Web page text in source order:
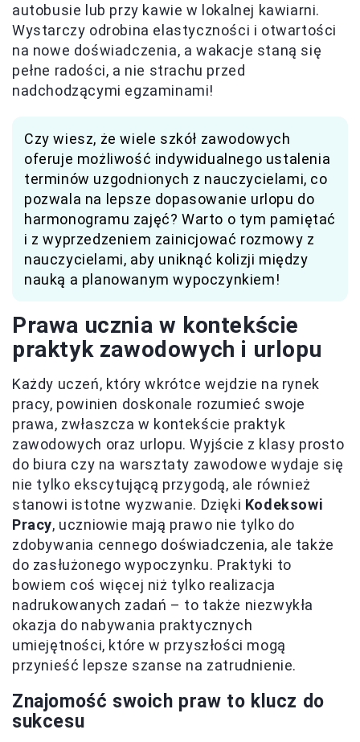
autobusie lub przy kawie w lokalnej kawiarni.
Wystarczy odrobina elastyczności i otwartości
na nowe doświadczenia, a wakacje staną się
pełne radości, a nie strachu przed
nadchodzącymi egzaminami!
Czy wiesz, że wiele szkół zawodowych
oferuje możliwość indywidualnego ustalenia
terminów uzgodnionych z nauczycielami, co
pozwala na lepsze dopasowanie urlopu do
harmonogramu zajęć? Warto o tym pamiętać
i z wyprzedzeniem zainicjować rozmowy z
nauczycielami, aby uniknąć kolizji między
nauką a planowanym wypoczynkiem!
Prawa ucznia w kontekście
praktyk zawodowych i urlopu
Każdy uczeń, który wkrótce wejdzie na rynek
pracy, powinien doskonale rozumieć swoje
prawa, zwłaszcza w kontekście praktyk
zawodowych oraz urlopu. Wyjście z klasy prosto
do biura czy na warsztaty zawodowe wydaje się
nie tylko ekscytującą przygodą, ale również
stanowi istotne wyzwanie. Dzięki Kodeksowi
Pracy, uczniowie mają prawo nie tylko do
zdobywania cennego doświadczenia, ale także
do zasłużonego wypoczynku. Praktyki to
bowiem coś więcej niż tylko realizacja
nadrukowanych zadań – to także niezwykła
okazja do nabywania praktycznych
umiejętności, które w przyszłości mogą
przynieść lepsze szanse na zatrudnienie.
Znajomość swoich praw to klucz do
sukcesu